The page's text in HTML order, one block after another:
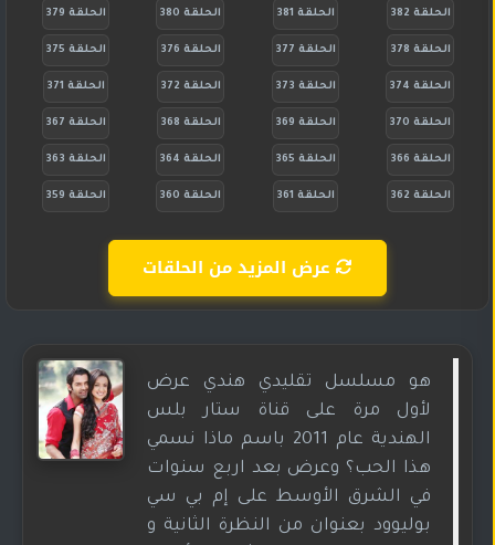
الحلقة 382 الحلقة 381 الحلقة 380 الحلقة 379
الحلقة 378 الحلقة 377 الحلقة 376 الحلقة 375
الحلقة 374 الحلقة 373 الحلقة 372 الحلقة 371
الحلقة 370 الحلقة 369 الحلقة 368 الحلقة 367
الحلقة 366 الحلقة 365 الحلقة 364 الحلقة 363
الحلقة 362 الحلقة 361 الحلقة 360 الحلقة 359
عرض المزيد من الحلقات
هو مسلسل تقليدي هندي عرض
لأول مرة على قناة ستار بلس
الهندية عام 2011 باسم ماذا نسمي
هذا الحب؟ وعرض بعد اربع سنوات
في الشرق الأوسط على إم بي سي
بوليوود بعنوان من النظرة الثانية و